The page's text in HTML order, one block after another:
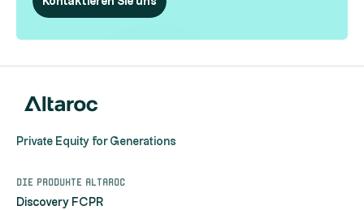
Private Equity for Generations
Die Produkte Altaroc
Discovery FCPR